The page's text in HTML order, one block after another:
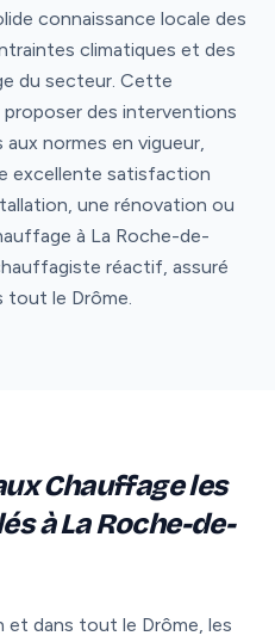
connaissance locale des
climatiques et des
du secteur. Cette
des interventions
normes en vigueur,
excellente satisfaction
une rénovation ou
à La Roche-de-
réactif, assuré
tout le Drôme.
Chauffage les
à La Roche-de-
et dans tout le Drôme, les